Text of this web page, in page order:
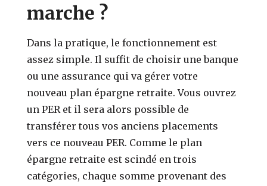
marche ?
Dans la pratique, le fonctionnement est
assez simple. Il suffit de choisir une banque
ou une assurance qui va gérer votre
nouveau plan épargne retraite. Vous ouvrez
un PER et il sera alors possible de
transférer tous vos anciens placements
vers ce nouveau PER. Comme le plan
épargne retraite est scindé en trois
catégories, chaque somme provenant des